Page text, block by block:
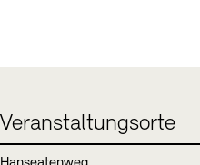
Veranstaltungsorte